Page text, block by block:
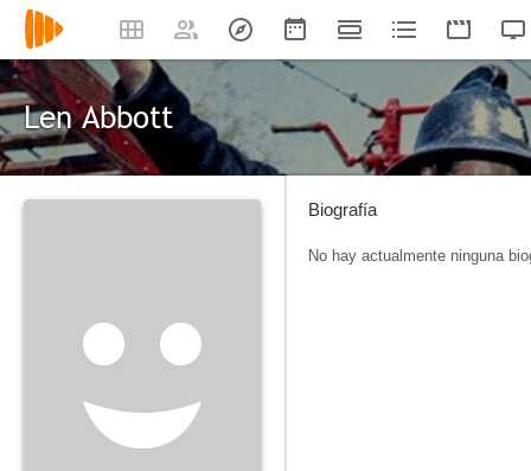
Len Abbott
Biografía
No hay actualmente ninguna